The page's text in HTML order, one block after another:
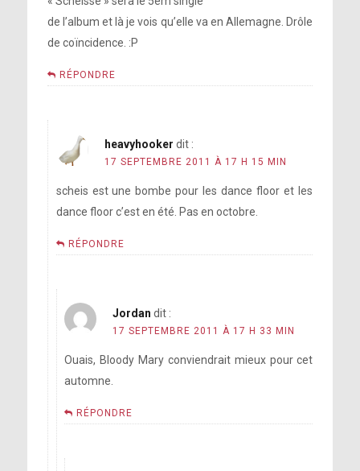
de l’album et là je vois qu’elle va en Allemagne. Drôle
de coïncidence. :P
RÉPONDRE
heavyhooker dit :
17 SEPTEMBRE 2011 À 17 H 15 MIN
scheis est une bombe pour les dance floor et les
dance floor c’est en été. Pas en octobre.
RÉPONDRE
Jordan dit :
17 SEPTEMBRE 2011 À 17 H 33 MIN
Ouais, Bloody Mary conviendrait mieux pour cet
automne.
RÉPONDRE